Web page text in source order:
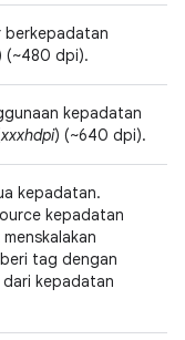
berkepadatan
(~480 dpi).
kepadatan
xxxhdpi) (~640 dpi).
kepadatan.
kepadatan
tag dengan
kepadatan